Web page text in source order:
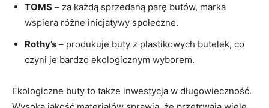
TOMS – za każdą sprzedaną parę butów, marka
wspiera różne inicjatywy społeczne.
Rothy’s – produkuje buty z plastikowych butelek, co
czyni je bardzo ekologicznym wyborem.
Ekologiczne buty to także inwestycja w długowieczność.